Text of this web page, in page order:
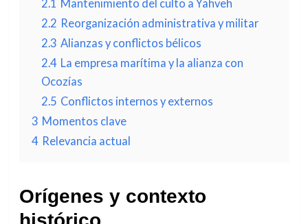
2.1 Mantenimiento del culto a Yahveh
2.2 Reorganización administrativa y militar
2.3 Alianzas y conflictos bélicos
2.4 La empresa marítima y la alianza con
Ocozías
2.5 Conflictos internos y externos
3 Momentos clave
4 Relevancia actual
Orígenes y contexto